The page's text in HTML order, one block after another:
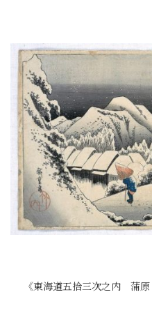
《東海道五拾三次之内 蒲